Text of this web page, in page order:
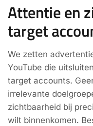
Attentie en
target
We zetten
YouTube die
target accounts.
irrelevante
zichtbaarheid bij
wilt binnenkomen.